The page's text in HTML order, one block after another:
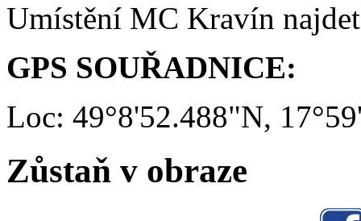
Umístění MC Kravín
GPS SOUŘADNICE:
Loc: 49°8'52.488"N,
Zůstaň v obraze